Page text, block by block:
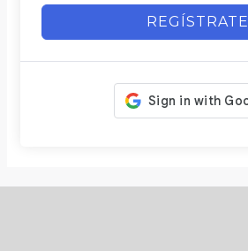
REGÍSTRATE